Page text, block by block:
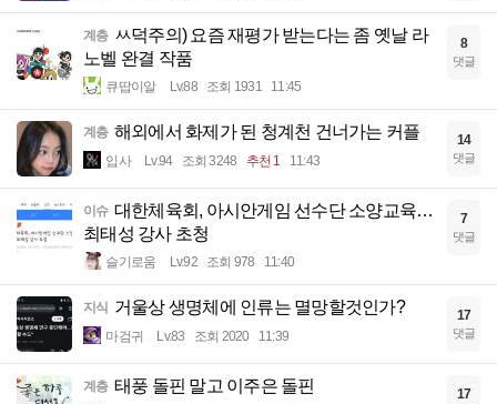
계층 ㅆ덕주의) 요즘 재평가 받는다는 좀 옛날 라
노벨 완결 작품
큐땁이알 Lv.88 조회 1931 11:45
8
댓글
계층 해외에서 화제가 된 청계천 건너가는 커플
입사 Lv.94 조회 3248 추천 1 11:43
14
댓글
이슈 대한체육회, 아시안게임 선수단 소양교육…
최태성 강사 초청
슬기로움 Lv.92 조회 978 11:40
7
댓글
지식 거울상 생명체에 인류는 멸망할것인가?
마검귀 Lv.83 조회 2020 11:39
17
댓글
계층 태풍 돌핀 말고 이주은 돌핀 17